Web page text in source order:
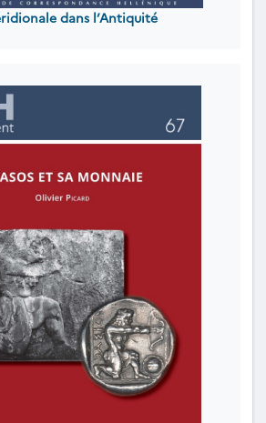
dans l’Antiquité